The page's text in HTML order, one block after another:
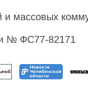
и массовых
№ ФС77-82171